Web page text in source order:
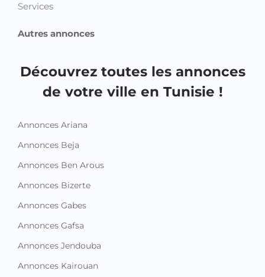
Services
Autres annonces
Découvrez toutes les annonces
de votre ville en Tunisie !
Annonces Ariana
Annonces Beja
Annonces Ben Arous
Annonces Bizerte
Annonces Gabes
Annonces Gafsa
Annonces Jendouba
Annonces Kairouan